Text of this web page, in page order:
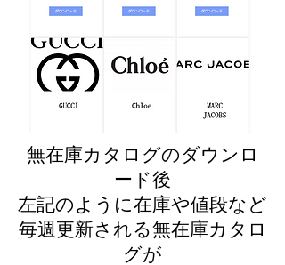
無在庫カタログのダウンロ
ード後
左記のように在庫や値段など
毎週更新される無在庫カタロ
グが